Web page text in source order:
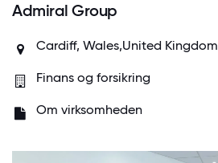
Admiral Group
Cardiff, Wales,United Kingdom
Finans og forsikring
Om virksomheden